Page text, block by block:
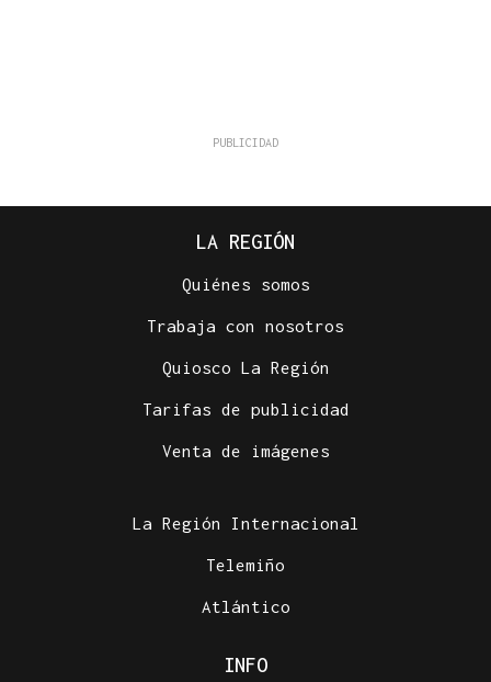
LA REGIÓN
Quiénes somos
Trabaja con nosotros
Quiosco La Región
Tarifas de publicidad
Venta de imágenes
La Región Internacional
Telemiño
Atlántico
INFO